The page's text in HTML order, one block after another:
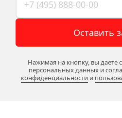
Оставить
Нажимая на кнопку, вы даете
персональных данных и
конфиденциальности и